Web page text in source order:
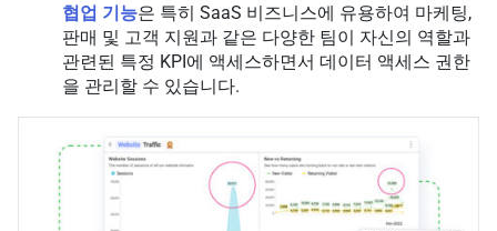
협업 기능은 특히 SaaS 비즈니스에 유용하여 마케팅,
판매 및 고객 지원과 같은 다양한 팀이 자신의 역할과
관련된 특정 KPI에 액세스하면서 데이터 액세스 권한
을 관리할 수 있습니다.